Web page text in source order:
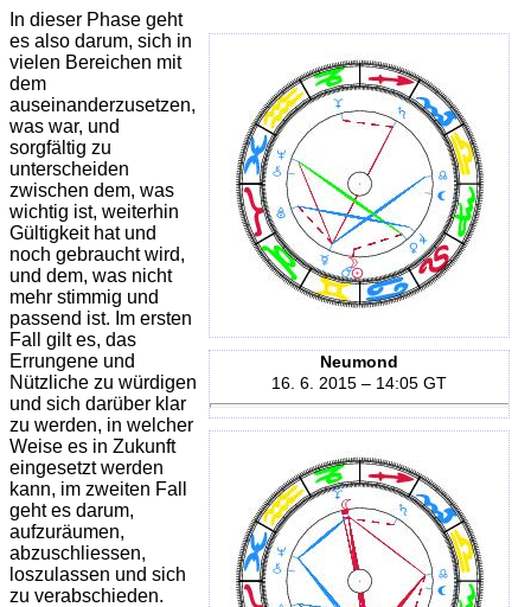
Neumond
16. 6. 2015 – 14:05 GT
In dieser Phase geht
es also darum, sich in
vielen Bereichen mit
dem
auseinanderzusetzen,
was war, und
sorgfältig zu
unterscheiden
zwischen dem, was
wichtig ist, weiterhin
Gültigkeit hat und
noch gebraucht wird,
und dem, was nicht
mehr stimmig und
passend ist. Im ersten
Fall gilt es, das
Errungene und
Nützliche zu würdigen
und sich darüber klar
zu werden, in welcher
Weise es in Zukunft
eingesetzt werden
kann, im zweiten Fall
geht es darum,
aufzuräumen,
abzuschliessen,
loszulassen und sich
zu verabschieden.